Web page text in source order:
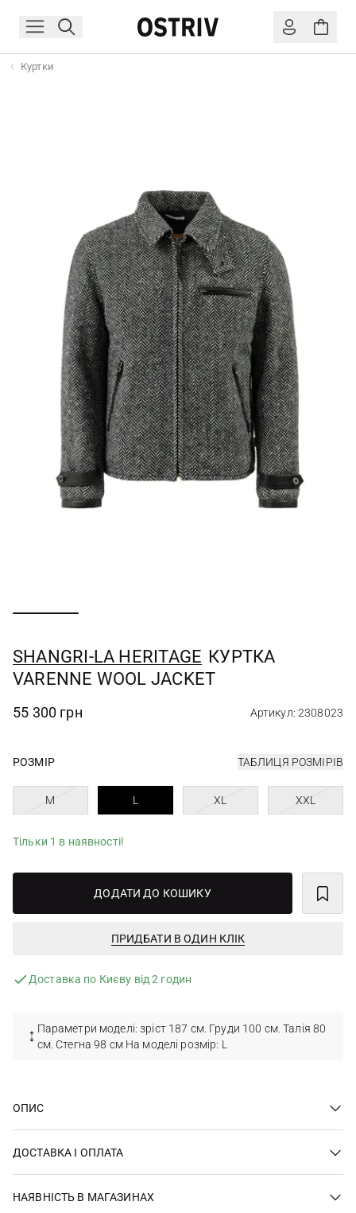
Куртки
SHANGRI-LA HERITAGE КУРТКА
VARENNE WOOL JACKET
55 300 грн Артикул: 2308023
РОЗМІР ТАБЛИЦЯ РОЗМІРІВ
M L XL XXL
Тільки 1 в наявності!
ДОДАТИ ДО КОШИКУ
ПРИДБАТИ В ОДИН КЛІК
Доставка по Києву від 2 годин
Параметри моделі: зріст 187 см. Груди 100 см. Талія 80
см. Стегна 98 см На моделі розмір: L
ОПИС
ДОСТАВКА І ОПЛАТА
НАЯВНІСТЬ В МАГАЗИНАХ